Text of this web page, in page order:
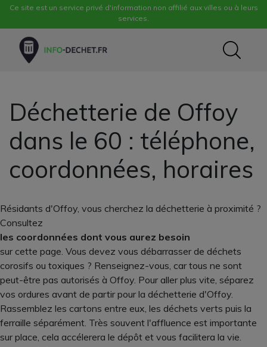
Ce site est un service privé d'information non affilié aux villes ou à leurs
services.
Déchetterie de Offoy
dans le 60 : téléphone,
coordonnées, horaires
Résidants d'Offoy, vous cherchez la déchetterie à proximité ?
Consultez
les coordonnées dont vous aurez besoin
sur cette page. Vous devez vous débarrasser de déchets
corosifs ou toxiques ? Renseignez-vous, car tous ne sont
peut-être pas autorisés à Offoy. Pour aller plus vite, séparez
vos ordures avant de partir pour la déchetterie d'Offoy.
Rassemblez les cartons entre eux, les déchets verts puis la
ferraille séparément. Très souvent l'affluence est importante
sur place, cela accélerera le dépôt et vous facilitera la vie.